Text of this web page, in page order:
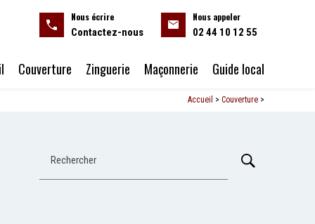
Nous écrire
Contactez-nous
Nous appeler
02 44 10 12 55
Couverture Zinguerie Maçonnerie Guide local
Accueil > Couverture >
Rechercher